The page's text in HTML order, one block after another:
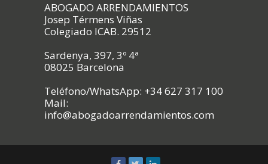
ABOGADO ARRENDAMIENTOS
Josep Térmens Viñas
Colegiado ICAB. 29512
Sardenya, 397, 3º 4ª
08025 Barcelona
Teléfono/WhatsApp: +34 627 317 100
Mail:
info@abogadoarrendamientos.com